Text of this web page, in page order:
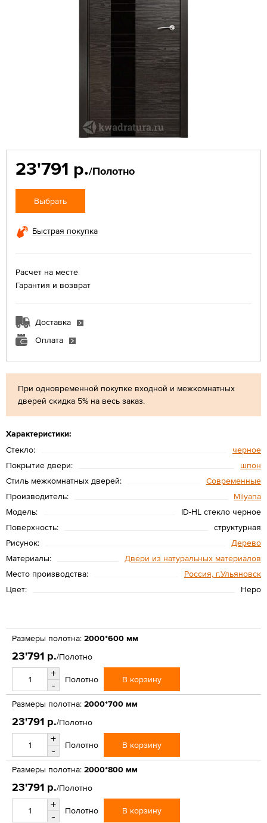
При одновременной покупке входной и межкомнатных
дверей скидка 5% на весь заказ.
Характеристики:
Стекло:
черное
Покрытие двери:
шпон
Стиль межкомнатных дверей:
Современные
Производитель:
Мilyana
Модель:
ID-HL стекло черное
Поверхность:
структурная
Рисунок:
Дерево
Материалы:
Двери из натуральных материалов
Место производства:
Россия, г.Ульяновск
Цвет:
Неро
23'791 р./Полотно
Выбрать
Быстрая покупка
Расчет на месте
Гарантия и возврат
Доставка
Оплата
Размеры полотна: 2000*600 мм
23'791 р./Полотно
+
-
Полотно В корзину
Размеры полотна: 2000*700 мм
23'791 р./Полотно
+
-
Полотно В корзину
Размеры полотна: 2000*800 мм
23'791 р./Полотно
+
-
Полотно В корзину